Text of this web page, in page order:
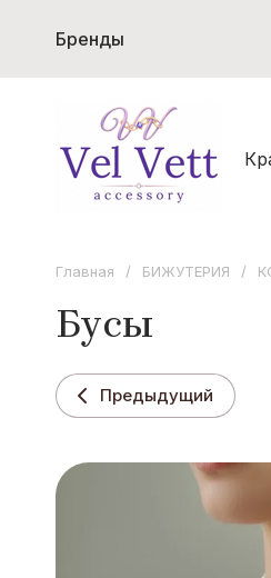
Бренды
S
ЗАКОЛКИ
Главная / БИЖУТЕРИЯ /
Бусы
Предыдущий